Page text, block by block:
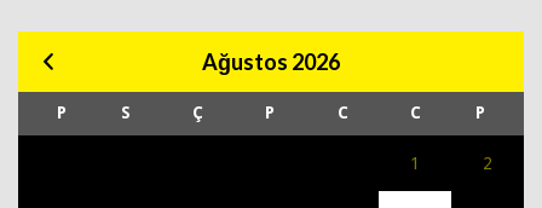
Ağustos 2026
P S Ç P C C P
1 2